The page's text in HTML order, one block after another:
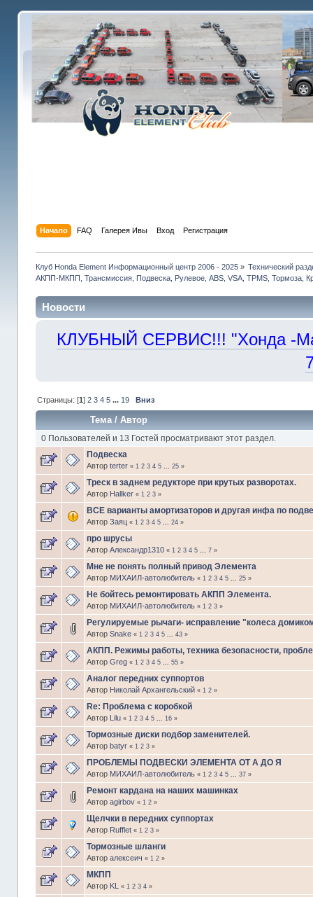
Начало FAQ Галерея Ивы Вход Регистрация
Клуб Honda Element Информационный центр 2006 - 2025» Технический
АКПП-МКПП, Трансмиссия, Подвеска, Рулевое, ABS, VSA, TPMS, Тормоза,
Новости
КЛУБНЫЙ СЕРВИС!!! "Хонда -
Страницы: [1] 2 3 4 5 ... 19 Вниз
Тема/ Автор
0 Пользователей и 13 Гостей просматривают этот раздел.
Подвеска
Автор terter « 1 2 3 4 5 ... 25»
Треск в заднем редукторе при крутых разворотах.
Автор Hallker « 1 2 3»
ВСЕ варианты амортизаторов и другая инфа по
Автор Заяц « 1 2 3 4 5 ... 24»
про шрусы
Автор Александр1310 « 1 2 3 4 5 ... 7»
Мне не понять полный привод Элемента
Автор МИХАИЛ-автолюбитель « 1 2 3 4 5 ... 25»
Не бойтесь ремонтировать АКПП Элемента.
Автор МИХАИЛ-автолюбитель « 1 2 3»
Регулируемые рычаги- исправление "колеса
Автор Snake « 1 2 3 4 5 ... 43»
АКПП. Режимы работы, техника безопасности,
Автор Greg « 1 2 3 4 5 ... 55»
Аналог передних суппортов
Автор Николай Архангельский « 1 2»
Re: Проблема с коробкой
Автор Lilu « 1 2 3 4 5 ... 16»
Тормозные диски подбор заменителей.
Автор batyr « 1 2 3»
ПРОБЛЕМЫ ПОДВЕСКИ ЭЛЕМЕНТА ОТ А ДО Я
Автор МИХАИЛ-автолюбитель « 1 2 3 4 5 ... 37»
Ремонт кардана на наших машинках
Автор agirbov « 1 2»
Щелчки в передних суппортах
Автор Rufflet « 1 2 3»
Тормозные шланги
Автор алексеич « 1 2»
МКПП
Автор KL « 1 2 3 4»